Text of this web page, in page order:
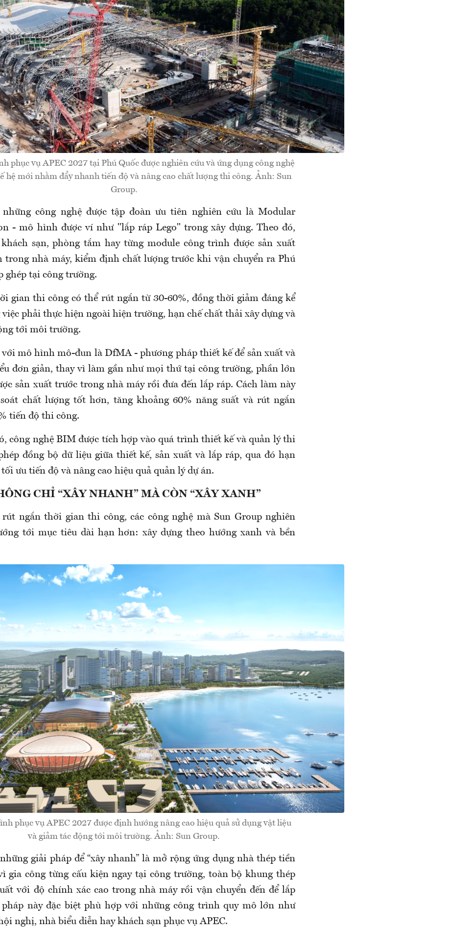
phục vụ APEC 2027 tại Phú Quốc được nghiên cứu và ứng dụng công nghệ
hệ mới nhằm đẩy nhanh tiến độ và nâng cao chất lượng thi công. Ảnh: Sun
Group.
công nghệ được tập đoàn ưu tiên nghiên cứu là Modular
- mô hình được ví như "lắp ráp Lego" trong xây dựng. Theo đó,
sạn, phòng tắm hay từng module công trình được sản xuất
trong nhà máy, kiểm định chất lượng trước khi vận chuyển ra Phú
ghép tại công trường.
gian thi công có thể rút ngắn từ 30-60%, đồng thời giảm đáng kể
phải thực hiện ngoài hiện trường, hạn chế chất thải xây dựng và
tới môi trường.
với mô hình mô-đun là DfMA - phương pháp thiết kế để sản xuất và
đơn giản, thay vì làm gần như mọi thứ tại công trường, phần lớn
sản xuất trước trong nhà máy rồi đưa đến lắp ráp. Cách làm này
chất lượng tốt hơn, tăng khoảng 60% năng suất và rút ngắn
tiến độ thi công.
công nghệ BIM được tích hợp vào quá trình thiết kế và quản lý thi
đồng bộ dữ liệu giữa thiết kế, sản xuất và lắp ráp, qua đó hạn
tối ưu tiến độ và nâng cao hiệu quả quản lý dự án.
CHỈ “XÂY NHANH” MÀ CÒN “XÂY XANH”
ngắn thời gian thi công, các công nghệ mà Sun Group nghiên
tới mục tiêu dài hạn hơn: xây dựng theo hướng xanh và bền
phục vụ APEC 2027 được định hướng nâng cao hiệu quả sử dụng vật liệu
và giảm tác động tới môi trường. Ảnh: Sun Group.
giải pháp để “xây nhanh” là mở rộng ứng dụng nhà thép tiền
gia công từng cấu kiện ngay tại công trường, toàn bộ khung thép
với độ chính xác cao trong nhà máy rồi vận chuyển đến để lắp
này đặc biệt phù hợp với những công trình quy mô lớn như
nghị, nhà biểu diễn hay khách sạn phục vụ APEC.